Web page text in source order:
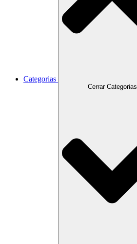
Categorias
Cerrar Categorias